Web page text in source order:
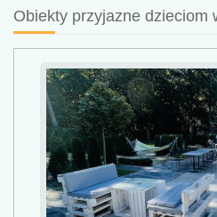
Obiekty przyjazne dzieciom